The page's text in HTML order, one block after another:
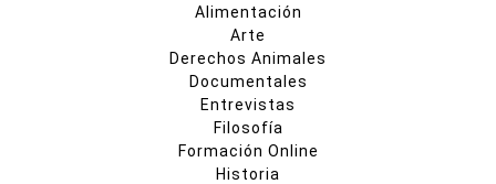
Alimentación
Arte
Derechos Animales
Documentales
Entrevistas
Filosofía
Formación Online
Historia